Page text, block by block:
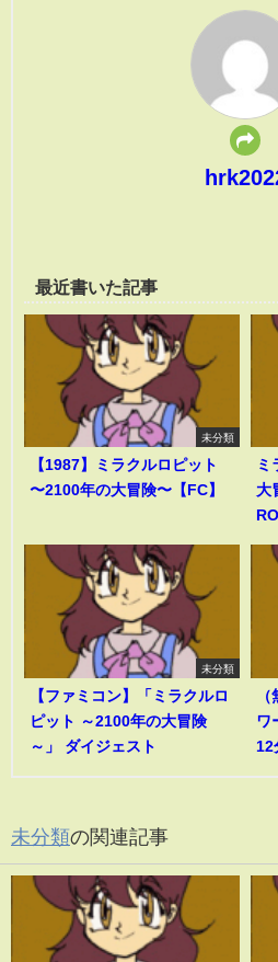
最近書いた記事
未分類
【1987】ミラクルロピット
〜2100年の大冒険〜【FC】
ミ
大
未分類
【ファミコン】「ミラクルロ
ピット ～2100年の大冒険
～」 ダイジェスト
ワ
12
未分類の関連記事